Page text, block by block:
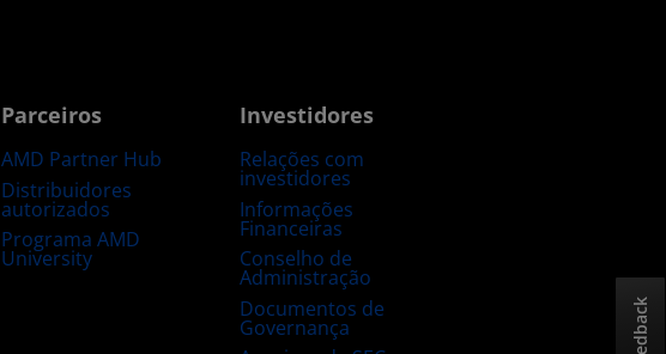
Parceiros
AMD Partner Hub
Distribuidores
autorizados
Programa AMD
University
Investidores
Relações com
investidores
Informações
Financeiras
Conselho de
Administração
Documentos de
Governança
Feedback